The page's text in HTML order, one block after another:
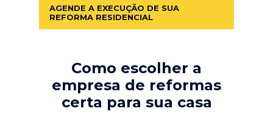
AGENDE A EXECUÇÃO DE SUA
REFORMA RESIDENCIAL
Como escolher a
empresa de reformas
certa para sua casa